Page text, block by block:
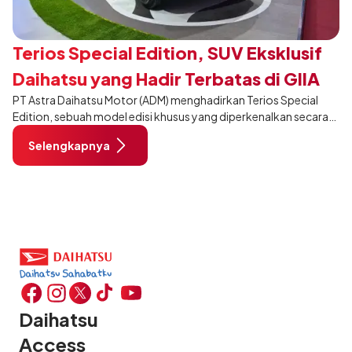
Terios Special Edition, SUV Eksklusif
Daihatsu yang Hadir Terbatas di GIIAS
2026
PT Astra Daihatsu Motor (ADM) menghadirkan Terios Special
Edition, sebuah model edisi khusus yang diperkenalkan secara
eksklusif pada ajang Gaikindo Indonesia International Auto
Show (GIIAS) 2026 di ICE BSD City, Tangerang. Dikembangkan
dari varian Terios 1.5 X A/T, model ini menawarkan sentuhan
Selengkapnya
Daihatsu
Access